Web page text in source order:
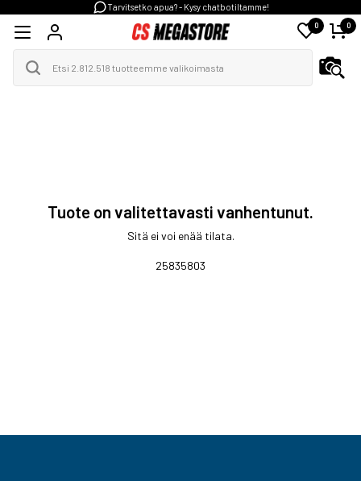
Tarvitsetko apua? - Kysy chatbotiltamme!
0 0
Tuote on valitettavasti vanhentunut.
Sitä ei voi enää tilata.
25835803